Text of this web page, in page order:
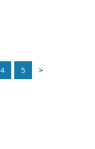
4 5